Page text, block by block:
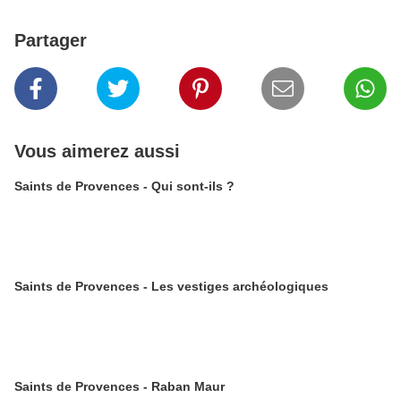
Partager
Vous aimerez aussi
Saints de Provences - Qui sont-ils ?
Saints de Provences - Les vestiges archéologiques
Saints de Provences - Raban Maur